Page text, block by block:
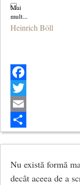
Heinrich Böll
Facebook
Twitter
Email
Share
Nu există formă
decât aceea de a